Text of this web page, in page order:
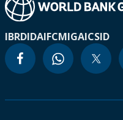
IBRDIDAIFCMIGAICSID